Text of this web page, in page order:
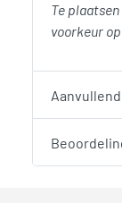
Te
voorkeur